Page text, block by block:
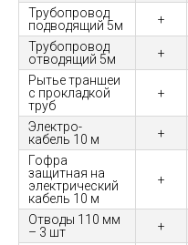
Трубопровод
подводящий 5м
+
Трубопровод
отводящий 5м
+
Рытье траншеи
с прокладкой
труб
+
Электро-
кабель 10 м
+
Гофра
защитная на
электрический
кабель 10 м
+
Отводы 110 мм
– 3 шт
+